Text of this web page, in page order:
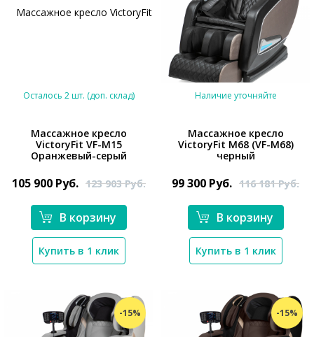
*}
Осталось 2 шт. (доп. склад)
Массажное кресло
VictoryFit VF-M15
Оранжевый-серый
105 900 Руб. 123 903Руб.
В корзину
Купить в 1 клик
*}
Наличие уточняйте
Массажное кресло
VictoryFit M68 (VF-M68)
черный
99 300 Руб. 116 181Руб.
В корзину
Купить в 1 клик
-15% -15%